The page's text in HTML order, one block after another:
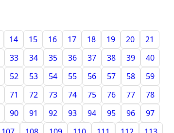
14 15 16 17 18 19 20
21
33 34 35 36 37 38 39
40
52 53 54 55 56 57 58
59
71 72 73 74 75 76 77
78
90 91 92 93 94 95 96
97